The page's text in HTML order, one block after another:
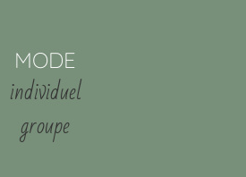
MODE
individuel
groupe